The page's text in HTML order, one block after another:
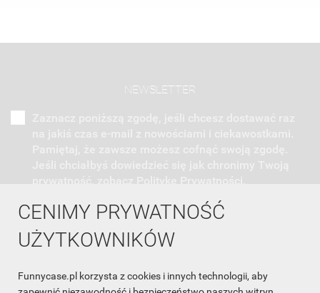
CENIMY PRYWATNOŚĆ
UŻYTKOWNIKÓW
Funnycase.pl korzysta z cookies i innych technologii, aby
NEWSLETTER
INFORMACJA O SKLEPIE